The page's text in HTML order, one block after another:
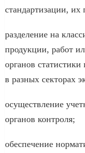
стандартизации, их
разделение на
продукции, работ
органов
в разных секторах
осуществление
органов контроля;
обеспечение